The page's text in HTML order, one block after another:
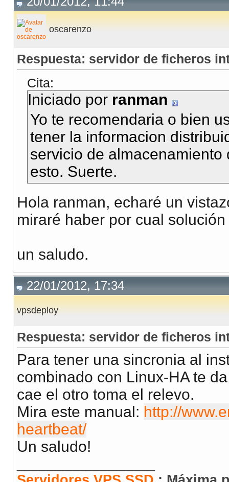
oscarenzo
Respuesta: servidor de ficheros
Cita:
Iniciado por ranman
Yo te recomendaria o bien
tener la informacion
servicio de
esto. Suerte.
Hola ranman, echaré un
miraré haber por cual
un saludo.
22/01/2012, 17:34
vpsdeploy
Respuesta: servidor de ficheros
Para tener una sincronia al
combinado con Linux-HA te
cae el otro toma el relevo.
Mira este manual: http://
heartbeat/
Un saludo!